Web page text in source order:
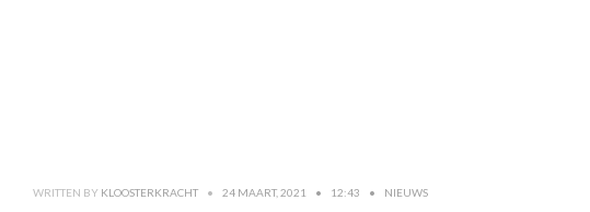
WRITTEN BY KLOOSTERKRACHT • 24 MAART, 2021 • 12:43 • NIEUWS